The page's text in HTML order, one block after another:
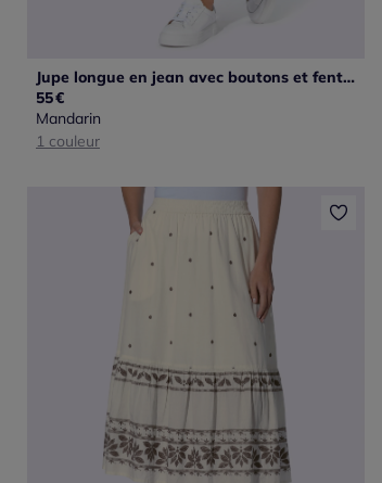
Jupe longue en jean avec boutons et fente devant
55€
Mandarin
1 couleur